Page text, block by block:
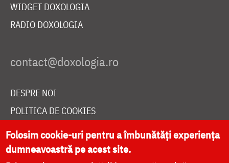
WIDGET DOXOLOGIA
RADIO DOXOLOGIA
DESPRE NOI
POLITICA DE COOKIES
DONEAZĂ ONLINE PENTRU CATEDRALA NAȚIONALĂ
Folosim cookie-uri pentru a îmbunătăți experiența
dumneavoastră pe acest site.